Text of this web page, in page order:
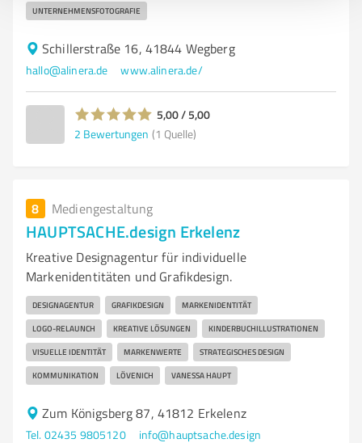
UNTERNEHMENSFOTOGRAFIE
Schillerstraße 16, 41844 Wegberg
hallo@alinera.de www.alinera.de/
5,00 / 5,00
2 Bewertungen (1 Quelle)
8 Mediengestaltung
HAUPTSACHE.design Erkelenz
Kreative Designagentur für individuelle
Markenidentitäten und Grafikdesign.
DESIGNAGENTUR GRAFIKDESIGN MARKENIDENTITÄT
LOGO-RELAUNCH KREATIVE LÖSUNGEN KINDERBUCHILLUSTRATIONEN
VISUELLE IDENTITÄT MARKENWERTE STRATEGISCHES DESIGN
KOMMUNIKATION LÖVENICH VANESSA HAUPT
Zum Königsberg 87, 41812 Erkelenz
Tel. 02435 9805120
info@hauptsache.design